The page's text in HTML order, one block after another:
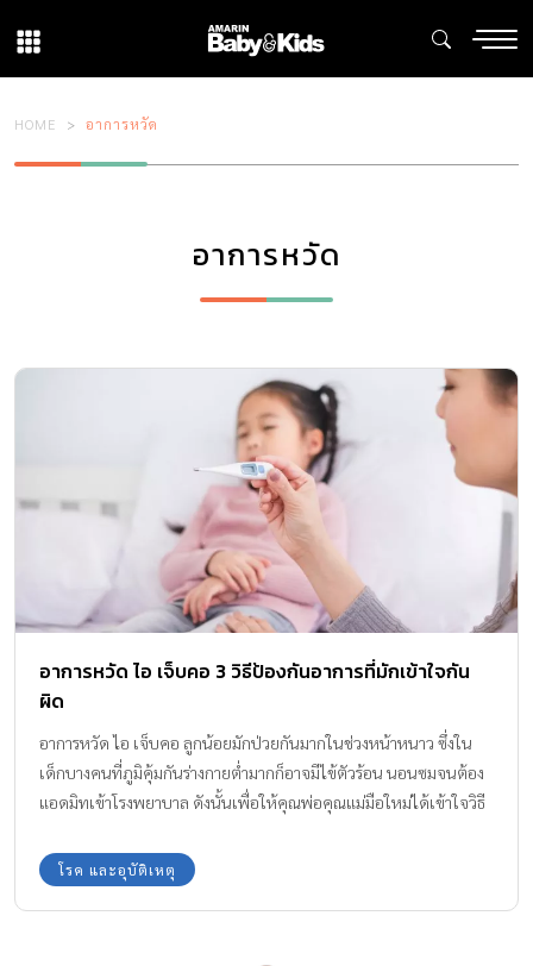
HOME อาการหวัด
อาการหวัด
อาการหวัด ไอ เจ็บคอ 3 วิธีป้องกันอาการที่มักเข้าใจกัน
ผิด
อาการหวัด ไอ เจ็บคอ ลูกน้อยมักป่วยกันมากในช่วงหน้าหนาว ซึ่งใน
เด็กบางคนที่ภูมิคุ้มกันร่างกายต่ำมากก็อาจมีไข้ตัวร้อน นอนซมจนต้อง
แอดมิทเข้าโรงพยาบาล ดังนั้นเพื่อให้คุณพ่อคุณแม่มือใหม่ได้เข้าใจวิธี
เข้าใจผิดที่คุณพ่อคุณแม่อาจจะมี เกี่ยวกับการป้องกันไข้หวัดของลูก
น้อยกันค่ะ
โรค และอุบัติเหตุ